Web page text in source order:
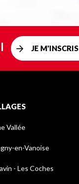
JE M'INSCRIS
Vallée
en-Vanoise
- Les Coches